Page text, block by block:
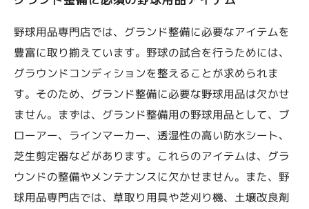
野球用品専門店では、グランド整備に必要なアイテムを
豊富に取り揃えています。野球の試合を行うためには、
グラウンドコンディションを整えることが求められま
す。そのため、グランド整備に必要な野球用品は欠かせ
ません。まずは、グランド整備用の野球用品として、ブ
ローアー、ラインマーカー、透湿性の高い防水シート、
芝生剪定器などがあります。これらのアイテムは、グラ
ウンドの整備やメンテナンスに欠かせません。また、野
球用品専門店では、草取り用具や芝刈り機、土壌改良剤